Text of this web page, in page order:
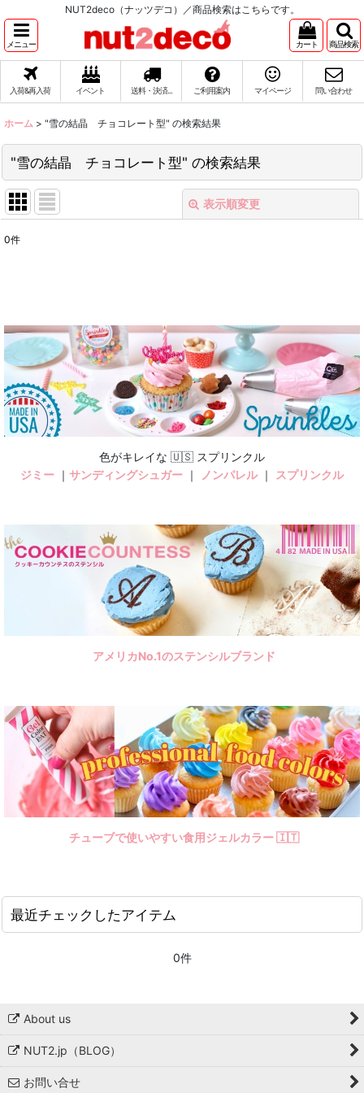
NUT2deco（ナッツデコ）／商品検索はこちらです。
メニュー カート 商品検索
入荷&再入荷 イベント 送料・決済... ご利用案内 マイページ 問い合わせ
ホーム > "雪の結晶 チョコレート型" の検索結果
"雪の結晶 チョコレート型" の検索結果
表示順変更
商品検索
在庫あり
並び順:
絞り込む
0件
色がキレイな 🇺🇸 スプリンクル
ジミー ｜ サンディングシュガー ｜ ノンパレル｜ スプリンクル
アメリカNo.1のステンシルブランド
チューブで使いやすい食用ジェルカラー 🇮🇹
最近チェックしたアイテム
0件
About us
NUT2.jp（BLOG）
お問い合せ